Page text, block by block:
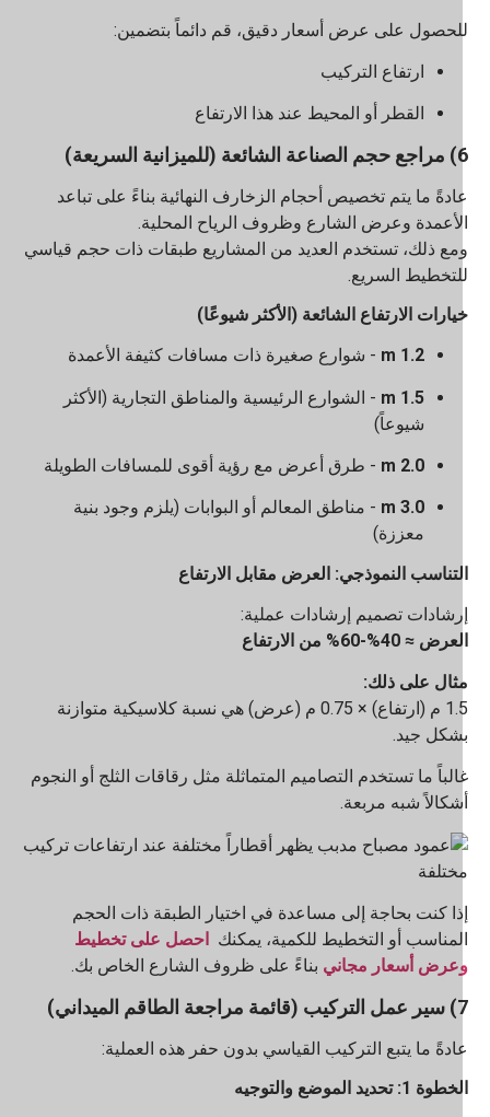
على عرض أسعار دقيق، قم دائماً بتضمين:
ارتفاع التركيب
القطر أو المحيط عند هذا الارتفاع
ما يتم تخصيص أحجام الزخارف النهائية بناءً على تباعد
وعرض الشارع وظروف الرياح المحلية.
ذلك، تستخدم العديد من المشاريع طبقات ذات حجم قياسي
السريع.
الارتفاع الشائعة (الأكثر شيوعًا)
1.2 m
- شوارع صغيرة ذات مسافات كثيفة الأعمدة
1.5 m
- الشوارع الرئيسية والمناطق التجارية (الأكثر
شيوعاً)
2.0 m - طرق أعرض مع رؤية أقوى للمسافات الطويلة
3.0 m
- مناطق المعالم أو البوابات (يلزم وجود بنية
معززة)
النموذجي: العرض مقابل الارتفاع
تصميم إرشادات عملية:
≈ 40%-60% من الارتفاع
على ذلك:
1.5 م (ارتفاع) × 0.75 م (عرض) هي نسبة كلاسيكية متوازنة
جيد.
ما تستخدم التصاميم المتماثلة مثل رقاقات الثلج أو النجوم
شبه مربعة.
كنت بحاجة إلى مساعدة في اختيار الطبقة ذات الحجم
أو التخطيط للكمية، يمكنكاحصل على تخطيط
أسعار مجانيبناءً على ظروف الشارع الخاص بك.
ما يتبع التركيب القياسي بدون حفر هذه العملية:
1: تحديد الموضع والتوجيه